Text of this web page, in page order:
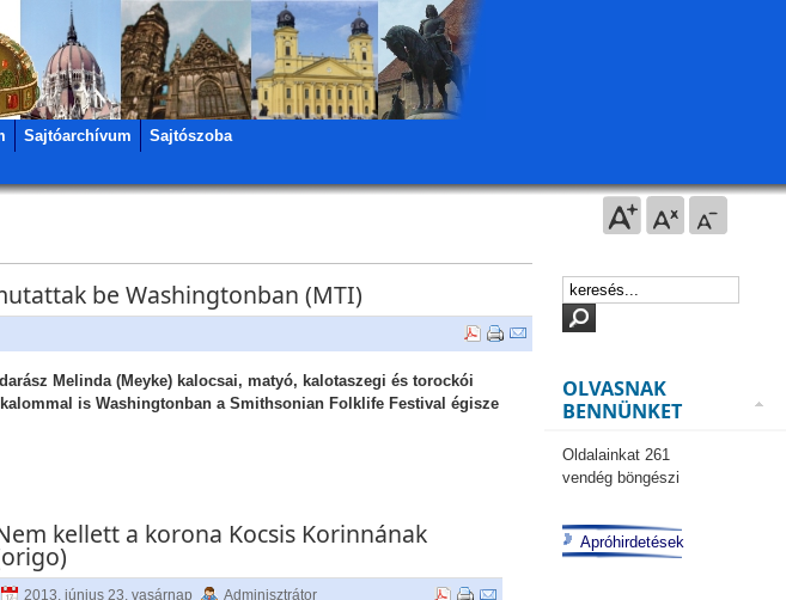
Sajtóarchívum
Sajtószoba
be Washingtonban (MTI)
Melinda (Meyke) kalocsai, matyó, kalotaszegi és torockói
is Washingtonban a Smithsonian Folklife Festival égisze
kellett a korona Kocsis Korinnának
2013. június 23. vasárnap Adminisztrátor
OLVASNAK
BENNÜNKET
Oldalainkat 261
vendég böngészi
Apróhirdetések